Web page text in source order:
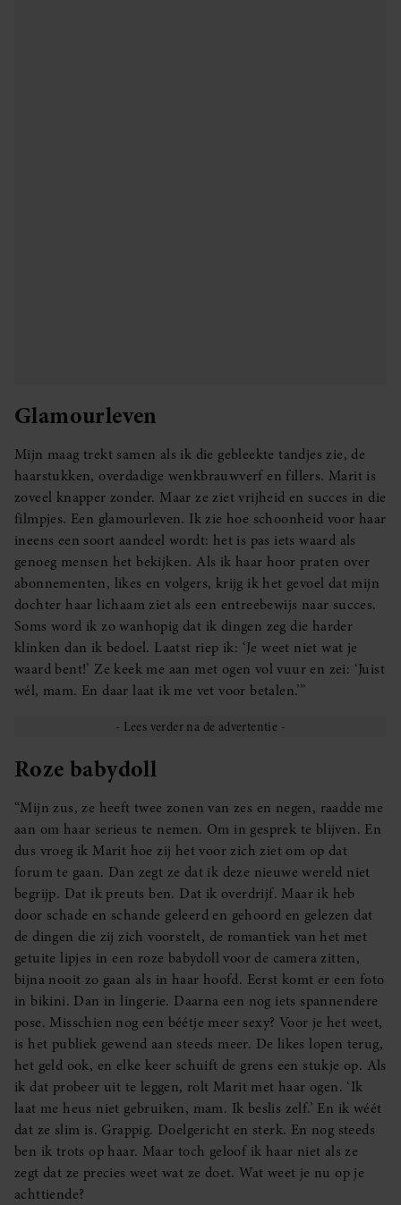
Glamourleven
Mijn maag trekt samen als ik die gebleekte tandjes zie, de
haarstukken, overdadige wenkbrauwverf en fillers. Marit is
zoveel knapper zonder. Maar ze ziet vrijheid en succes in die
filmpjes. Een glamourleven. Ik zie hoe schoonheid voor haar
ineens een soort aandeel wordt: het is pas iets waard als
genoeg mensen het bekijken. Als ik haar hoor praten over
abonnementen, likes en volgers, krijg ik het gevoel dat mijn
dochter haar lichaam ziet als een entreebewijs naar succes.
Soms word ik zo wanhopig dat ik dingen zeg die harder
klinken dan ik bedoel. Laatst riep ik: ‘Je weet niet wat je
waard bent!’ Ze keek me aan met ogen vol vuur en zei: ‘Juist
wél, mam. En daar laat ik me vet voor betalen.’”
Roze babydoll
“Mijn zus, ze heeft twee zonen van zes en negen, raadde me
aan om haar serieus te nemen. Om in gesprek te blijven. En
dus vroeg ik Marit hoe zij het voor zich ziet om op dat
forum te gaan. Dan zegt ze dat ik deze nieuwe wereld niet
begrijp. Dat ik preuts ben. Dat ik overdrijf. Maar ik heb
door schade en schande geleerd en gehoord en gelezen dat
de dingen die zij zich voorstelt, de romantiek van het met
getuite lipjes in een roze babydoll voor de camera zitten,
bijna nooit zo gaan als in haar hoofd. Eerst komt er een foto
in bikini. Dan in lingerie. Daarna een nog iets spannendere
pose. Misschien nog een béétje meer sexy? Voor je het weet,
is het publiek gewend aan steeds meer. De likes lopen terug,
het geld ook, en elke keer schuift de grens een stukje op. Als
ik dat probeer uit te leggen, rolt Marit met haar ogen. ‘Ik
laat me heus niet gebruiken, mam. Ik beslis zelf.’ En ik wéét
dat ze slim is. Grappig. Doelgericht en sterk. En nog steeds
ben ik trots op haar. Maar toch geloof ik haar niet als ze
zegt dat ze precies weet wat ze doet. Wat weet je nu op je
achttiende?